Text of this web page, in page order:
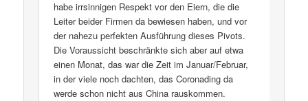
habe irrsinnigen Respekt vor den Eiern, die die
Leiter beider Firmen da bewiesen haben, und vor
der nahezu perfekten Ausführung dieses Pivots.
Die Voraussicht beschränkte sich aber auf etwa
einen Monat, das war die Zeit im Januar/Februar,
in der viele noch dachten, das Coronading da
werde schon nicht aus China rauskommen.